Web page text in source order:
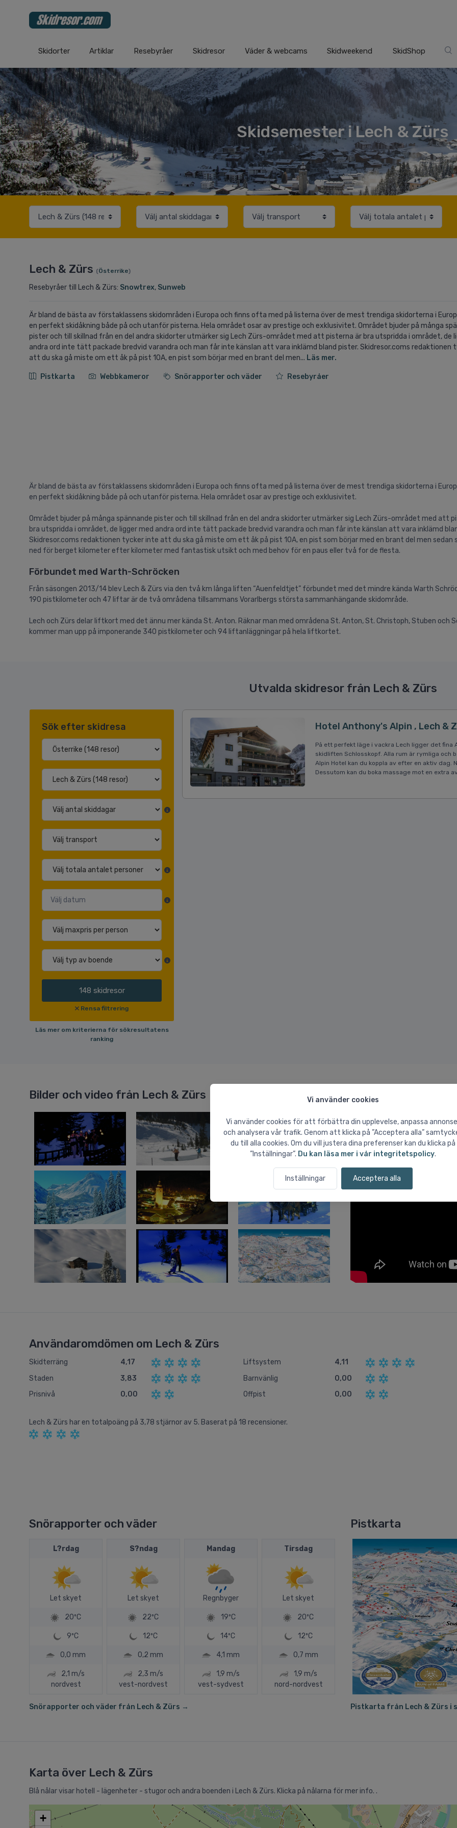
Vi använder cookies
Vi använder cookies för att förbättra din upplevelse, anpassa
och analysera vår trafik. Genom att klicka på ”Acceptera alla”
du till alla cookies. Om du vill justera dina preferenser kan du klicka på
”Inställningar”. Du kan läsa mer i vår integritetspolicy.
Inställningar Acceptera alla
Skidorter Artiklar Resebyråer Skidresor Väder & webcams Skidweekend SkidShop
Skidsemester i Lech & Zürs
Lech & Zürs (Österrike)
Resebyråer till Lech & Zürs: Snowtrex, Sunweb
Är bland de bästa av förstaklassens skidområden i Europa och finns ofta med på listerna över de mest trendiga skidorterna i
en perfekt skidåkning både på och utanför pisterna. Hela området osar av prestige och exklusivitet. Området bjuder på många
pister och till skillnad från en del andra skidorter utmärker sig Lech Zürs-området med att pisterna är bra utspridda i området, de
andra ord inte tätt packade bredvid varandra och man får inte känslan att vara inklämd bland pister. Skidresor.coms redaktionen
att du ska gå miste om ett åk på pist 10A, en pist som börjar med en brant del men... Läs mer.
Pistkarta Webbkameror Snörapporter och väder Resebyråer
Är bland de bästa av förstaklassens skidområden i Europa och finns ofta med på listerna över de mest trendiga skidorterna i
en perfekt skidåkning både på och utanför pisterna. Hela området osar av prestige och exklusivitet.
Området bjuder på många spännande pister och till skillnad från en del andra skidorter utmärker sig Lech Zürs-området med att
bra utspridda i området, de ligger med andra ord inte tätt packade bredvid varandra och man får inte känslan att vara inklämd
Skidresor.coms redaktionen tycker inte att du ska gå miste om ett åk på pist 10A, en pist som börjar med en brant del men sedan
ned för berget kilometer efter kilometer med fantastisk utsikt och med behov för en paus eller två for de flesta.
Förbundet med Warth-Schröcken
Från säsongen 2013/14 blev Lech & Zürs via den två km långa liften “Auenfeldtjet” förbundet med det mindre kända Warth
190 pistkilometer och 47 liftar är de två områdena tillsammans Vorarlbergs största sammanhängande skidområde.
Lech och Zürs delar liftkort med det ännu mer kända St. Anton. Räknar man med områdena St. Anton, St. Christoph, Stuben och
kommer man upp på imponerande 340 pistkilometer och 94 liftanläggningar på hela liftkortet.
Utvalda skidresor från Lech & Zürs
Sök efter skidresa
148 skidresor
Rensa filtrering
Läs mer om kriterierna för sökresultatens
ranking
Hotel Anthony's Alpin , Lech &
På ett perfekt läge i vackra Lech ligger det fina
skidliften Schlosskopf. Alla rum är rymliga och
Alpin Hotel kan du koppla av efter en aktiv
Dessutom kan du boka massage mot en extra
Bilder och video från Lech & Zürs
Användaromdömen om Lech & Zürs
Skidterräng 4,17 Liftsystem
4,11
Staden
3,83 Barnvänlig
0,00
Prisnivå
0,00 Offpist 0,00
Lech & Zürs har en totalpoäng på 3,78 stjärnor av 5. Baserat på 18 recensioner.
Snörapporter och väder
L?rdag
Let skyet
20ºC
9ºC
0,0 mm
2,1 m/s
nordvest
S?ndag
Let skyet
22ºC
12ºC
0,2 mm
2,3 m/s
vest-nordvest
Mandag
Regnbyger
19ºC
14ºC
4,1 mm
1,9 m/s
vest-sydvest
Tirsdag
Let skyet
20ºC
12ºC
0,7 mm
1,9 m/s
nord-nordvest
Snörapporter och väder från Lech & Zürs →
Pistkarta
Pistkarta från Lech & Zürs i
Karta över Lech & Zürs
Blå nålar visar hotell - lägenheter - stugor och andra boenden i Lech & Zürs. Klicka på nålarna för mer info. .
+